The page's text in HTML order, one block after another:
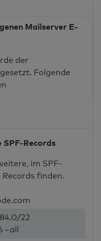
Mailserver E-
der
Folgende
SPF-Records
im SPF-
finden.
22